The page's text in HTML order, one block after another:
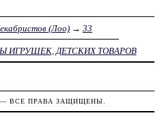
(Лоо) → 33
ИГРУШЕК, ДЕТСКИХ ТОВАРОВ
— ВСЕ ПРАВА ЗАЩИЩЕНЫ.